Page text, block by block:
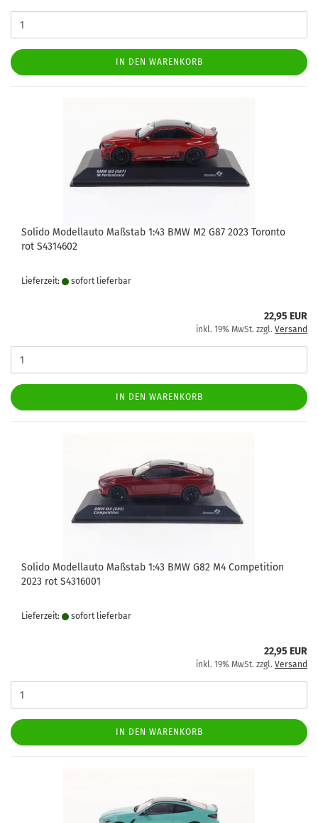
IN DEN WARENKORB
Solido Modellauto Maßstab 1:43 BMW M2 G87 2023 Toronto
rot S4314602
Lieferzeit: sofort lie­fer­bar
22,95 EUR
inkl. 19% MwSt. zzgl. Versand
IN DEN WARENKORB
Solido Modellauto Maßstab 1:43 BMW G82 M4 Competition
2023 rot S4316001
Lieferzeit: sofort lie­fer­bar
22,95 EUR
inkl. 19% MwSt. zzgl. Versand
IN DEN WARENKORB